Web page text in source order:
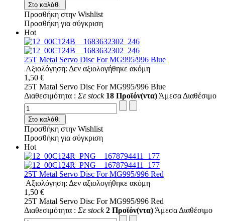
Στο καλάθι
Προσθήκη στην Wishlist
Προσθήκη για σύγκριση
Hot
25T Metal Servo Disc For MG995/996 Blue
Αξιολόγηση: Δεν αξιολογήθηκε ακόμη
1,50 €
25T Matal Servo Disc For MG995/996 Blue
Διαθεσιμότητα : Σε stock 18 Προϊόν(ντα) Άμεσα Διαθέσιμο
Στο καλάθι
Προσθήκη στην Wishlist
Προσθήκη για σύγκριση
Hot
25T Metal Servo Disc For MG995/996 Red
Αξιολόγηση: Δεν αξιολογήθηκε ακόμη
1,50 €
25T Matal Servo Disc For MG995/996 Red
Διαθεσιμότητα : Σε stock 2 Προϊόν(ντα) Άμεσα Διαθέσιμο